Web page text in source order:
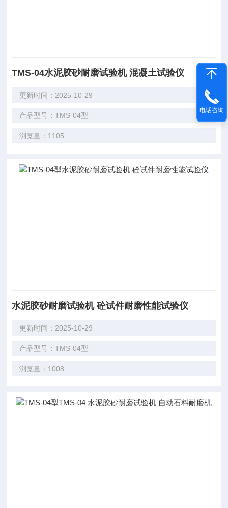
TMS-04水泥胶砂耐磨试验机 混凝土试验仪
更新时间：2025-10-29
产品型号：TMS-04型
浏览量：1105
水泥胶砂耐磨试验机 砼试件耐磨性能试验仪
更新时间：2025-10-29
产品型号：TMS-04型
浏览量：1008
电话咨询